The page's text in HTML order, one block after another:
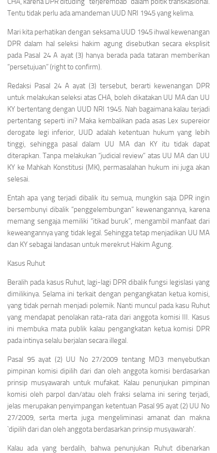
Tentu tidak perlu ada amandeman UUD NRI 1945 yang kelima.
Mari kita perhatikan dengan seksama UUD 1945 ihwal kewenangan
DPR dalam hal seleksi hakim agung disebutkan secara eksplisit
pada Pasal 24 A ayat (3) hanya berada pada tataran memberikan
“persetujuan” (right to confirm).
Redaksi Pasal 24 A ayat (3) tersebut, berarti kewenangan DPR
untuk melakukan seleksi atas CHA, boleh dikatakan UU MA dan UU
KY bertentang dengan UUD NRI 1945. Nah bagaimana kalau terjadi
pertentang seperti ini? Maka kembalikan pada asas Lex supereior
derogate legi inferior, UUD adalah ketentuan hukum yang lebih
tinggi, sehingga pasal dalam UU MA dan KY itu tidak dapat
diterapkan. Tanpa melakukan “judicial review” atas UU MA dan UU
KY ke Mahkah Konstitusi (MK), permasalahan hukum ini juga akan
selesai.
Entah apa yang terjadi dibalik itu semua, mungkin saja DPR ingin
bersembunyi dibalik “penggelembungan” kewenangannya, karena
memang sengaja memiliki “itikad buruk”, mengambil manfaat dari
keweangannya yang tidak legal. Sehingga tetap menjadikan UU MA
dan KY sebagai landasan untuk merekrut Hakim Agung.
Kasus Ruhut
Beralih pada kasus Ruhut, lagi-lagi DPR dibalik fungsi legislasi yang
dimilikinya. Selama ini terkait dengan pengangkatan ketua komisi,
yang tidak pernah menjadi polemik. Nanti muncul pada kasu Ruhut
yang mendapat penolakan rata-rata dari anggota komisi III. Kasus
ini membuka mata publik kalau pengangkatan ketua komisi DPR
pada intinya selalu berjalan secara illegal.
Pasal 95 ayat (2) UU No 27/2009 tentang MD3 menyebutkan
pimpinan komisi dipilih dari dan oleh anggota komisi berdasarkan
prinsip musyawarah untuk mufakat. Kalau penunjukan pimpinan
komisi oleh parpol dan/atau oleh fraksi selama ini sering terjadi,
jelas merupakan penyimpangan ketentuan Pasal 95 ayat (2) UU No
27/2009, serta merta juga mengeliminasi amanat dan makna
`dipilih dari dan oleh anggota berdasarkan prinsip musyawarah’.
Kalau ada yang berdalih, bahwa penunjukan Ruhut dibenarkan